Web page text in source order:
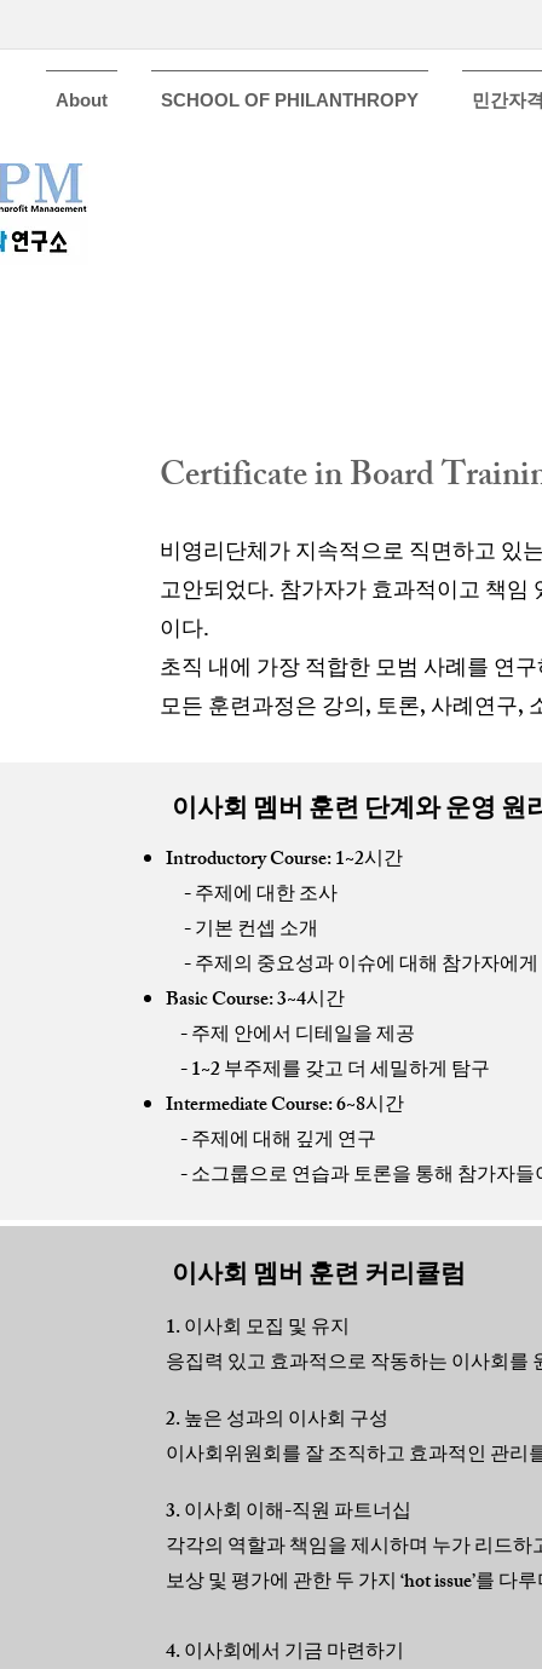
About SCHOOL OF PHILANTHROPY 민간자
Certificate in Board
비영리단체가 지속적으로 직면하고 있
고안되었다. 참가자가 효과적이고 책
이다.
초직 내에 가장 적합한 모범 사례를 연
모든 훈련과정은 강의, 토론, 사례연구
이사회 멤버 훈련 단계와 운영 원
Introductory Course: 1~2시간
- 주제에 대한 조사
- 기본 컨셉 소개
- 주제의 중요성과 이슈에 대해 참가자에
Basic Course: 3~4시간
- 주제 안에서 디테일을 제공
- 1~2 부주제를 갖고 더 세밀하게 탐구
Intermediate Course: 6~8시간
- 주제에 대해 깊게 연구
- 소그룹으로 연습과 토론을 통해 참가자
이사회 멤버 훈련 커리큘럼
1. 이사회 모집 및 유지
응집력 있고 효과적으로 작동하는 이사회를
2. 높은 성과의 이사회 구성
이사회위원회를 잘 조직하고 효과적인 관
3. 이사회 이해-직원 파트너십
각각의 역할과 책임을 제시하며 누가 리드
보상 및 평가에 관한 두 가지 ‘hot issue’를
4. 이사회에서 기금 마련하기